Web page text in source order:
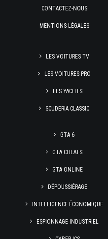
CONTACTEZ-NOUS
MENTIONS LÉGALES
LES VOITURES TV
LES VOITURES PRO
LES YACHTS
SCUDERIA CLASSIC
GTA 6
GTA CHEATS
GTA ONLINE
DÉPOUSSIÉRAGE
INTELLIGENCE ÉCONOMIQUE
ESPIONNAGE INDUSTRIEL